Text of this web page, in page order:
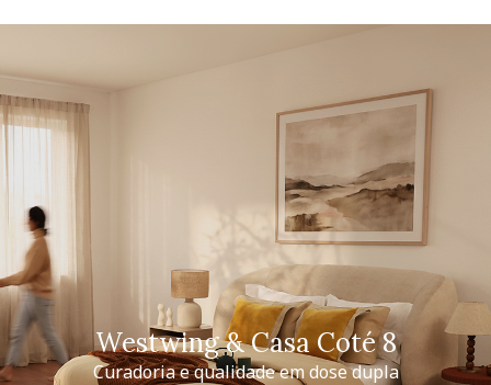
Westwing & Casa Coté 8
Curadoria e qualidade em dose dupla